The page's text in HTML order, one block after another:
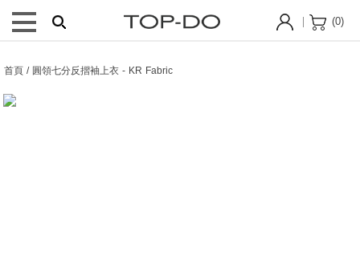
(0)
首頁 / 圓領七分反摺袖上衣 - KR Fabric